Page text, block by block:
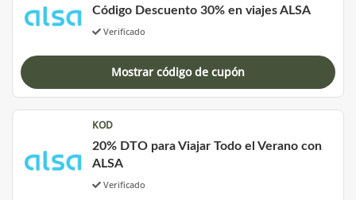
Código Descuento 30% en viajes ALSA
Verificado
Mostrar código de cupón
KOD
20% DTO para Viajar Todo el Verano con
ALSA
Verificado